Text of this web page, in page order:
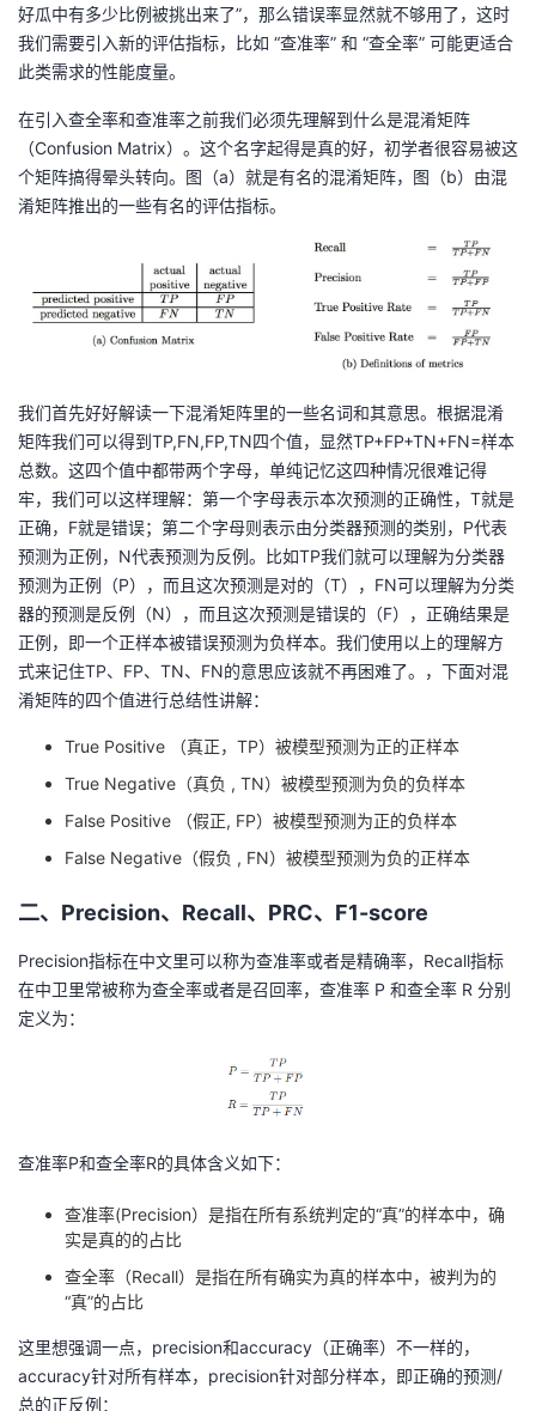
学
堂
我
的
程
我
认
的
验
我
收
藏
我
的
技
支
我
的
声
议
好瓜中有多少比例被挑出来了”，那么错误率显然就不够用了，这时
我们需要引入新的评估指标，比如 “查准率” 和 “查全率” 可能更适合
此类需求的性能度量。
在引入查全率和查准率之前我们必须先理解到什么是混淆矩阵
（Confusion Matrix）。这个名字起得是真的好，初学者很容易被这
个矩阵搞得晕头转向。图（a）就是有名的混淆矩阵，图（b）由混
淆矩阵推出的一些有名的评估指标。
我们首先好好解读一下混淆矩阵里的一些名词和其意思。根据混淆
矩阵我们可以得到TP,FN,FP,TN四个值，显然TP+FP+TN+FN=样本
总数。这四个值中都带两个字母，单纯记忆这四种情况很难记得
牢，我们可以这样理解：第一个字母表示本次预测的正确性，T就是
正确，F就是错误；第二个字母则表示由分类器预测的类别，P代表
预测为正例，N代表预测为反例。比如TP我们就可以理解为分类器
预测为正例（P），而且这次预测是对的（T），FN可以理解为分类
器的预测是反例（N），而且这次预测是错误的（F），正确结果是
正例，即一个正样本被错误预测为负样本。我们使用以上的理解方
式来记住TP、FP、TN、FN的意思应该就不再困难了。，下面对混
淆矩阵的四个值进行总结性讲解：
True Positive （真正，TP）被模型预测为正的正样本
True Negative（真负 , TN）被模型预测为负的负样本
False Positive （假正, FP）被模型预测为正的负样本
False Negative（假负 , FN）被模型预测为负的正样本
二、Precision、Recall、PRC、F1-score
Precision指标在中文里可以称为查准率或者是精确率，Recall指标
在中卫里常被称为查全率或者是召回率，查准率 P 和查全率 R 分别
定义为：
查准率P和查全率R的具体含义如下：
查准率(Precision）是指在所有系统判定的“真”的样本中，确
实是真的的占比
查全率（Recall）是指在所有确实为真的样本中，被判为的
“真”的占比
这里想强调一点，precision和accuracy（正确率）不一样的，
accuracy针对所有样本，precision针对部分样本，即正确的预测/
总的正反例：